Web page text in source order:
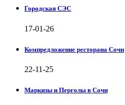
Городская СЭС
17-01-26
Компредложение ресторана Сочи
22-11-25
Маркизы и Перголы в Сочи